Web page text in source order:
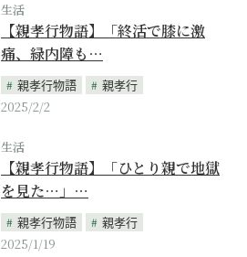
生活
【親孝行物語】「終活で膝に激
痛、緑内障も…
親孝行物語
親孝行
2025/2/2
生活
【親孝行物語】「ひとり親で地獄
を見た…」…
親孝行物語
親孝行
2025/1/19